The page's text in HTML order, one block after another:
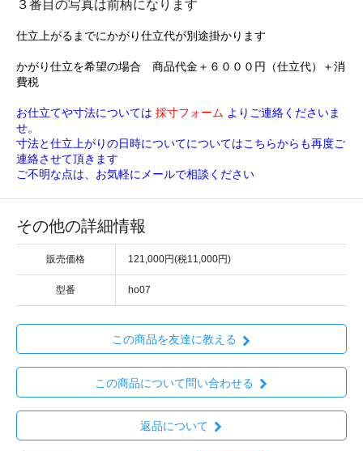
３番目の写真は前柄になります
仕立上がるまでにかがり仕立代が別途掛かります
かがり仕立を希望の場合 商品代金＋６０００円（仕立代）＋消
費税
お仕立てや寸法については 採寸フォーム よりご連絡くださいま
せ。
寸法と仕立上がりの日時についてについてはこちらからも再度ご
連絡させて頂きます
ご不明な点は、お気軽にメールで相談ください
その他の詳細情報
販売価格 121,000円(税11,000円)
型番 ho07
この商品を友達に教える
この商品について問い合わせる
返品について